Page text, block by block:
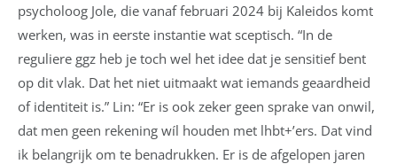
psycholoog Jole, die vanaf februari 2024 bij Kaleidos komt
werken, was in eerste instantie wat sceptisch. “In de
reguliere ggz heb je toch wel het idee dat je sensitief bent
op dit vlak. Dat het niet uitmaakt wat iemands geaardheid
of identiteit is.” Lin: “Er is ook zeker geen sprake van onwil,
dat men geen rekening wíl houden met lhbt+’ers. Dat vind
ik belangrijk om te benadrukken. Er is de afgelopen jaren